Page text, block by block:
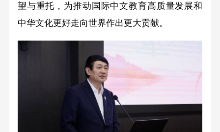
望与重托，为推动国际中文教育高质量发展和
中华文化更好走向世界作出更大贡献。